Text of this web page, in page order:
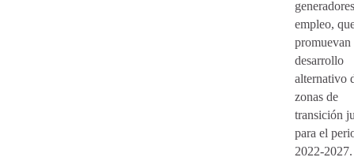
empleo,
promuevan
desarrollo
alternativo
zonas de
transición
para el
2022-2027.